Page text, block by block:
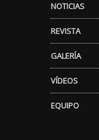
NOTICIAS
REVISTA
GALERÍA
VÍDEOS
EQUIPO